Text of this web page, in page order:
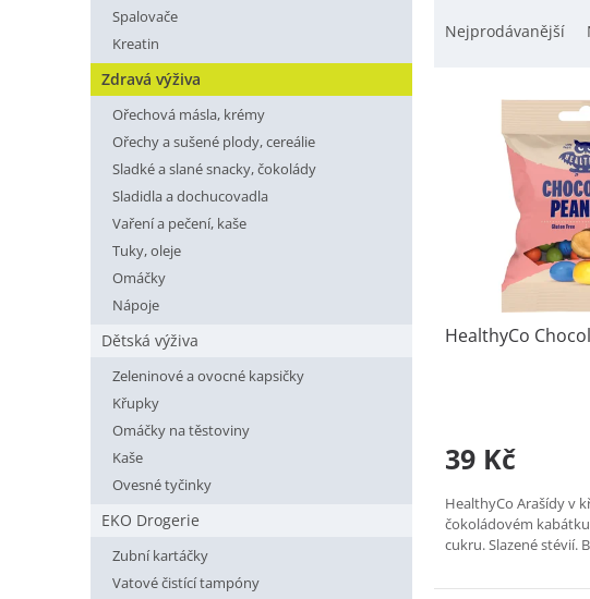
Spalovače
Kreatin
Zdravá výživa
Ořechová másla, krémy
Ořechy a sušené plody, cereálie
Sladké a slané snacky, čokolády
Sladidla a dochucovadla
Vaření a pečení, kaše
Tuky, oleje
Omáčky
Nápoje
Dětská výživa
Zeleninové a ovocné kapsičky
Křupky
Omáčky na těstoviny
Kaše
Ovesné tyčinky
EKO Drogerie
Zubní kartáčky
Vatové čistící tampóny
Nejprodávanější
HealthyCo
39 Kč
HealthyCo Arašídy v
čokoládovém
cukru. Slazené stévií.